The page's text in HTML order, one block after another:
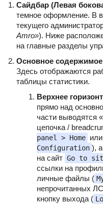
Сайдбар (Левая
темное оформление. В
текущего
Amro»). Ниже
на главные разделы
Основное содержимое
Здесь отображаются
таблицы статистики.
Верхнее
прямо над
части выводятся
цепочка /
panel > Home или
Configuration ),
на сайт Go to
ссылки на
личные файлы (
непрочитанных
кнопку выхода (